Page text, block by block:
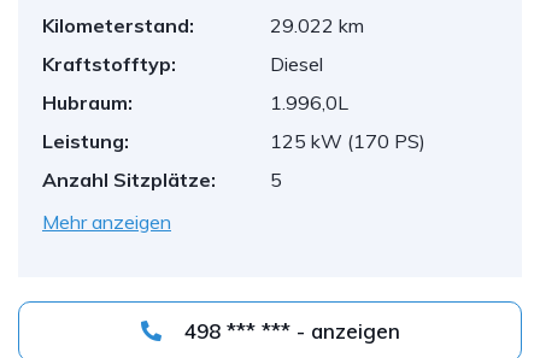
Kilometerstand:
29.022 km
Kraftstofftyp:
Diesel
Hubraum:
1.996,0L
Leistung:
125 kW (170 PS)
Anzahl Sitzplätze:
5
Mehr anzeigen
498 *** *** - anzeigen